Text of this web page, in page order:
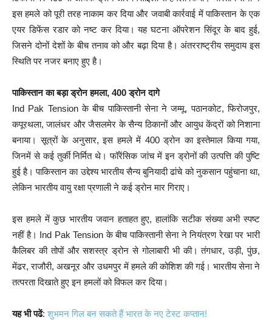
इस हमले को पूरी तरह नाकाम कर दिया और जवाबी कार्रवाई में पाकिस्तान के एक
एयर डिफेंस रडार को नष्ट कर दिया। यह घटना ऑपरेशन सिंदूर के बाद हुई,
जिसने दोनों देशों के बीच तनाव को और बढ़ा दिया है। अंतरराष्ट्रीय समुदाय इस
स्थिति पर नजर बनाए हुए है।
पाकिस्तान का बड़ा ड्रोन हमला, 400 ड्रोन दागे
Ind Pak Tension के बीच पाकिस्तानी सेना ने जम्मू, पठानकोट, फिरोजपुर,
कपूरथला, जालंधर और जैसलमेर के सैन्य ठिकानों और आयुध केंद्रों को निशाना
बनाया। सूत्रों के अनुसार, इस हमले में 400 ड्रोन का इस्तेमाल किया गया,
जिनमें से कई तुर्की निर्मित थे। फॉरेंसिक जांच में इन ड्रोनों की उत्पत्ति की पुष्टि
हुई है। पाकिस्तान का उद्देश्य भारतीय सैन्य बुनियादी ढांचे को नुकसान पहुंचाना था,
लेकिन भारतीय वायु रक्षा प्रणाली ने कई ड्रोन मार गिराए।
इस हमले में कुछ भारतीय जवान हताहत हुए, हालांकि सटीक संख्या अभी स्पष्ट
नहीं है। Ind Pak Tension के बीच पाकिस्तानी सेना ने नियंत्रण रेखा पर भारी
कैलिबर की तोपों और सशस्त्र ड्रोन से गोलाबारी भी की। तंगधार, उड़ी, पुंछ,
मेंढर, राजौरी, अखनूर और उधमपुर में हमले की कोशिश की गई। भारतीय सेना ने
तत्परता दिखाते हुए इन हमलों को विफल कर दिया।
यह भी पढें:शुभमन गिल बन सकते हैं भारत के नए टेस्ट कप्तान!